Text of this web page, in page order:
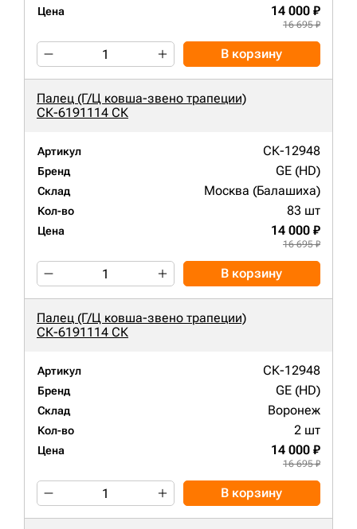
Цена 14 000 ₽
16 695 ₽
В корзину
Палец (Г/Ц ковша-звено трапеции)
СК-6191114 СК
Артикул СК-12948
Бренд GE (HD)
Склад Москва (Балашиха)
Кол-во 83 шт
Цена 14 000 ₽
16 695 ₽
В корзину
Палец (Г/Ц ковша-звено трапеции)
СК-6191114 СК
Артикул СК-12948
Бренд GE (HD)
Склад Воронеж
Кол-во 2 шт
Цена 14 000 ₽
16 695 ₽
В корзину